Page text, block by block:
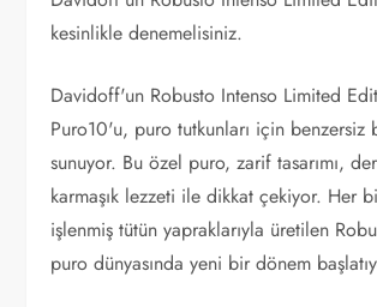
kesinlikle denemelisiniz.
Davidoff'un Robusto Intenso Limited
Puro10'u, puro tutkunları için benzersiz
sunuyor. Bu özel puro, zarif tasarımı,
karmaşık lezzeti ile dikkat çekiyor. Her
işlenmiş tütün yapraklarıyla üretilen
puro dünyasında yeni bir dönem